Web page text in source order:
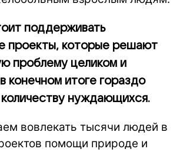
поддерживать
проекты, которые решают
проблему целиком и
конечном итоге гораздо
нуждающихся.
вовлекать тысячи людей в
помощи природе и